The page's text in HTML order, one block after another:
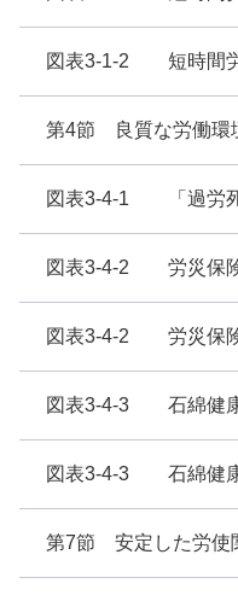
図表3-1-2 短時間労
第4節 良質な労働環
図表3-4-1 「過労死
図表3-4-2 労災保険
図表3-4-2 労災保険
図表3-4-3 石綿健康
図表3-4-3 石綿健康
第7節 安定した労使